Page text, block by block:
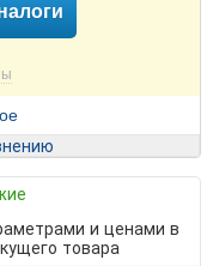
и ценами в
товара